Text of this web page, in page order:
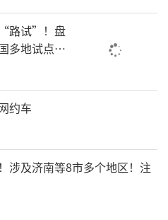
“路试”！盘
多地试点之
约车
涉及济南等8市多个地区！注